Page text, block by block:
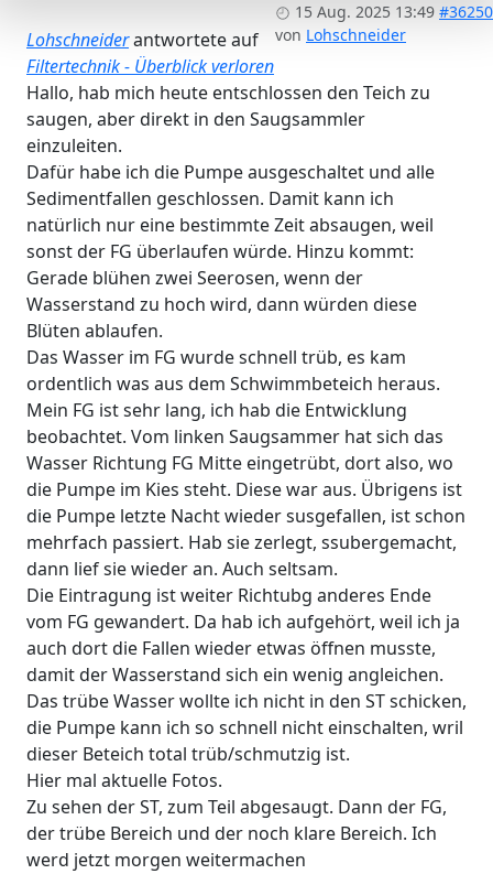
15 Aug. 2025 13:49 #36250
von Lohschneider
Lohschneiderantwortete auf
Filtertechnik - Überblick verloren
Hallo, hab mich heute entschlossen den Teich zu
saugen, aber direkt in den Saugsammler
einzuleiten.
Dafür habe ich die Pumpe ausgeschaltet und alle
Sedimentfallen geschlossen. Damit kann ich
natürlich nur eine bestimmte Zeit absaugen, weil
sonst der FG überlaufen würde. Hinzu kommt:
Gerade blühen zwei Seerosen, wenn der
Wasserstand zu hoch wird, dann würden diese
Blüten ablaufen.
Das Wasser im FG wurde schnell trüb, es kam
ordentlich was aus dem Schwimmbeteich heraus.
Mein FG ist sehr lang, ich hab die Entwicklung
beobachtet. Vom linken Saugsammer hat sich das
Wasser Richtung FG Mitte eingetrübt, dort also, wo
die Pumpe im Kies steht. Diese war aus. Übrigens ist
die Pumpe letzte Nacht wieder susgefallen, ist schon
mehrfach passiert. Hab sie zerlegt, ssubergemacht,
dann lief sie wieder an. Auch seltsam.
Die Eintragung ist weiter Richtubg anderes Ende
vom FG gewandert. Da hab ich aufgehört, weil ich ja
auch dort die Fallen wieder etwas öffnen musste,
damit der Wasserstand sich ein wenig angleichen.
Das trübe Wasser wollte ich nicht in den ST schicken,
die Pumpe kann ich so schnell nicht einschalten, wril
dieser Beteich total trüb/schmutzig ist.
Hier mal aktuelle Fotos.
Zu sehen der ST, zum Teil abgesaugt. Dann der FG,
der trübe Bereich und der noch klare Bereich. Ich
werd jetzt morgen weitermachen